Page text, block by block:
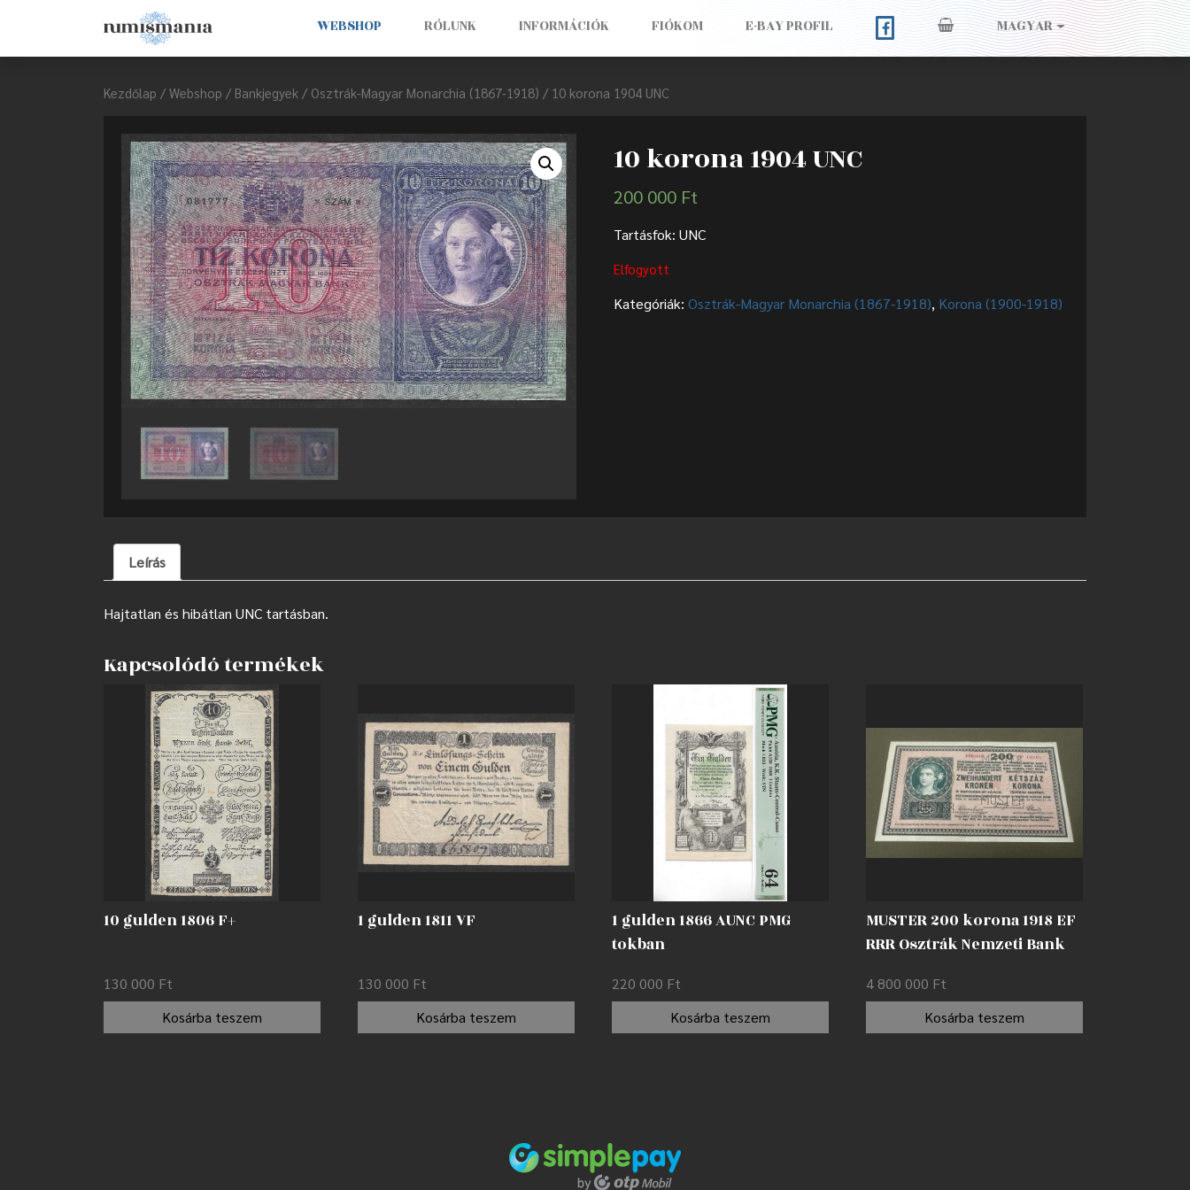
WEBSHOP RÓLUNK INFORMÁCIÓK FIÓKOM E-BAY PROFIL MAGYAR
Kezdőlap / Webshop / Bankjegyek / Osztrák-Magyar Monarchia (1867-1918) / 10 korona 1904 UNC
10 korona 1904 UNC
200 000 Ft
Tartásfok: UNC
Elfogyott
Kategóriák:Osztrák-Magyar Monarchia (1867-1918), Korona (1900-1918)
Leírás
Hajtatlan és hibátlan UNC tartásban.
Kapcsolódó termékek
10 gulden 1806 F+
130 000 Ft
Kosárba teszem
1 gulden 1811 VF
130 000 Ft
Kosárba teszem
1 gulden 1866 AUNC PMG
tokban
220 000 Ft
Kosárba teszem
MUSTER 200 korona 1918 EF
RRR Osztrák Nemzeti Bank
4 800 000 Ft
Kosárba teszem